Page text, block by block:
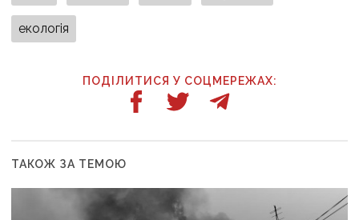
екологія
ПОДІЛИТИСЯ У СОЦМЕРЕЖАХ:
ТАКОЖ ЗА ТЕМОЮ